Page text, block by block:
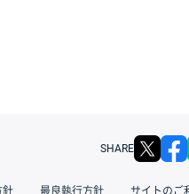
SHARE
針 最良執行方針 サイトのご